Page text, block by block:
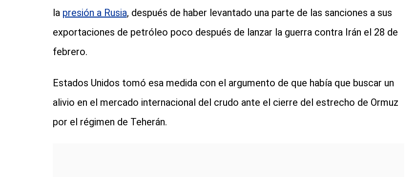
la presión a Rusia, después de haber levantado una parte de las sanciones a sus
exportaciones de petróleo poco después de lanzar la guerra contra Irán el 28 de
febrero.
Estados Unidos tomó esa medida con el argumento de que había que buscar un
alivio en el mercado internacional del crudo ante el cierre del estrecho de Ormuz
por el régimen de Teherán.